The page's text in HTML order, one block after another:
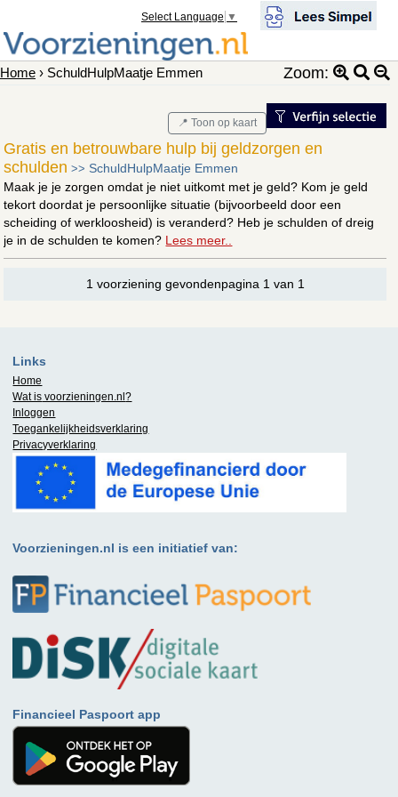
Select Language ▼
Home › SchuldHulpMaatje Emmen Zoom:
📍 Toon op kaart
Gratis en betrouwbare hulp bij geldzorgen en
schulden >> SchuldHulpMaatje Emmen
Maak je je zorgen omdat je niet uitkomt met je geld? Kom je geld
tekort doordat je persoonlijke situatie (bijvoorbeeld door een
scheiding of werkloosheid) is veranderd? Heb je schulden of dreig
je in de schulden te komen? Lees meer..
1 voorziening gevondenpagina 1 van 1
Links
Home
Wat is voorzieningen.nl?
Inloggen
Toegankelijkheidsverklaring
Privacyverklaring
Voorzieningen.nl is een initiatief van:
Financieel Paspoort app